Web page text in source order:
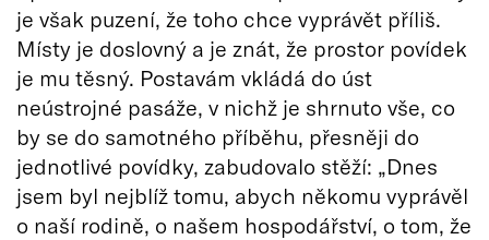
je však puzení, že toho chce vyprávět příliš.
Místy je doslovný a je znát, že prostor povídek
je mu těsný. Postavám vkládá do úst
neústrojné pasáže, v nichž je shrnuto vše, co
by se do samotného příběhu, přesněji do
jednotlivé povídky, zabudovalo stěží: „Dnes
jsem byl nejblíž tomu, abych někomu vyprávěl
o naší rodině, o našem hospodářství, o tom, že